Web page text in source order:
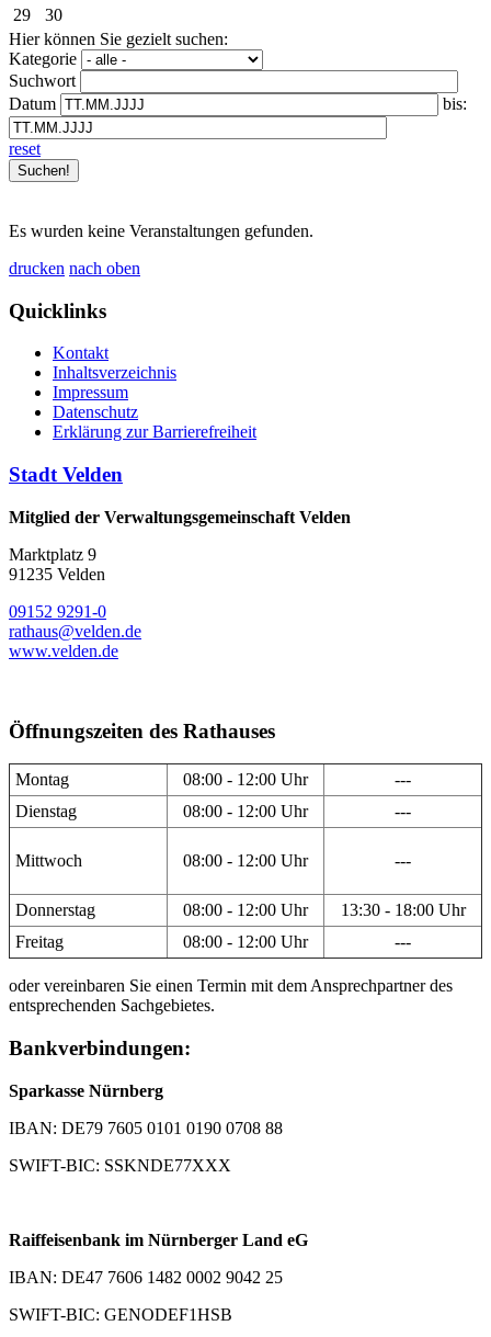
29
30
Hier können Sie gezielt suchen:
Kategorie
Suchwort
Datum
bis:
reset
Es wurden keine Veranstaltungen gefunden.
drucken nach oben
Quicklinks
Kontakt
Inhaltsverzeichnis
Impressum
Datenschutz
Erklärung zur Barrierefreiheit
Stadt Velden
Mitglied der Verwaltungsgemeinschaft Velden
Marktplatz 9
91235 Velden
09152 9291-0
rathaus@velden.de
www.velden.de
Öffnungszeiten des Rathauses
Montag 08:00 - 12:00 Uhr
---
Dienstag
08:00 - 12:00 Uhr ---
Mittwoch 08:00 - 12:00 Uhr ---
Donnerstag 08:00 - 12:00 Uhr
13:30 - 18:00 Uhr
Freitag
08:00 - 12:00 Uhr ---
oder vereinbaren Sie einen Termin mit dem Ansprechpartner des
entsprechenden Sachgebietes.
Bankverbindungen:
Sparkasse Nürnberg
IBAN: DE79 7605 0101 0190 0708 88
SWIFT-BIC: SSKNDE77XXX
Raiffeisenbank im Nürnberger Land eG
IBAN: DE47 7606 1482 0002 9042 25
SWIFT-BIC: GENODEF1HSB